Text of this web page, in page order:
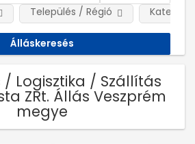
Település / Régió
/ Logisztika / Szállítás
ZRt. Állás Veszprém
megye